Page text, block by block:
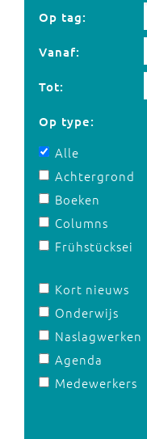
Op tag:
Vanaf:
Tot:
Op type:
Alle
Achtergrond
Boeken
Columns
Frühstücksei
Kort nieuws
Onderwijs
Naslagwerken
Agenda
Medewerkers